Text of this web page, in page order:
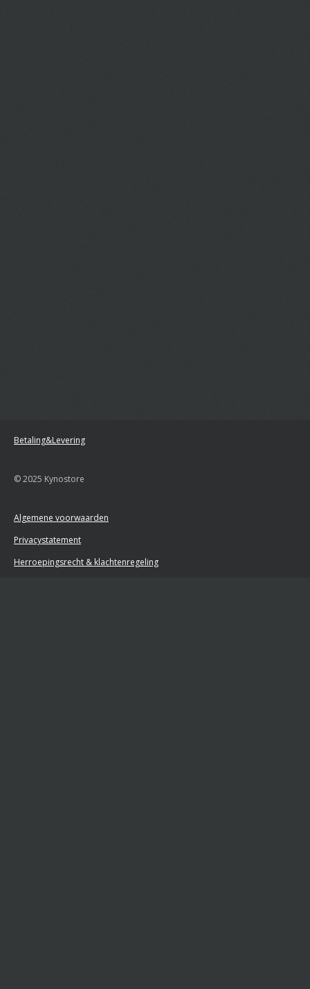
Betaling&Levering
© 2025 Kynostore
Algemene voorwaarden
Privacystatement
Herroepingsrecht & klachtenregeling